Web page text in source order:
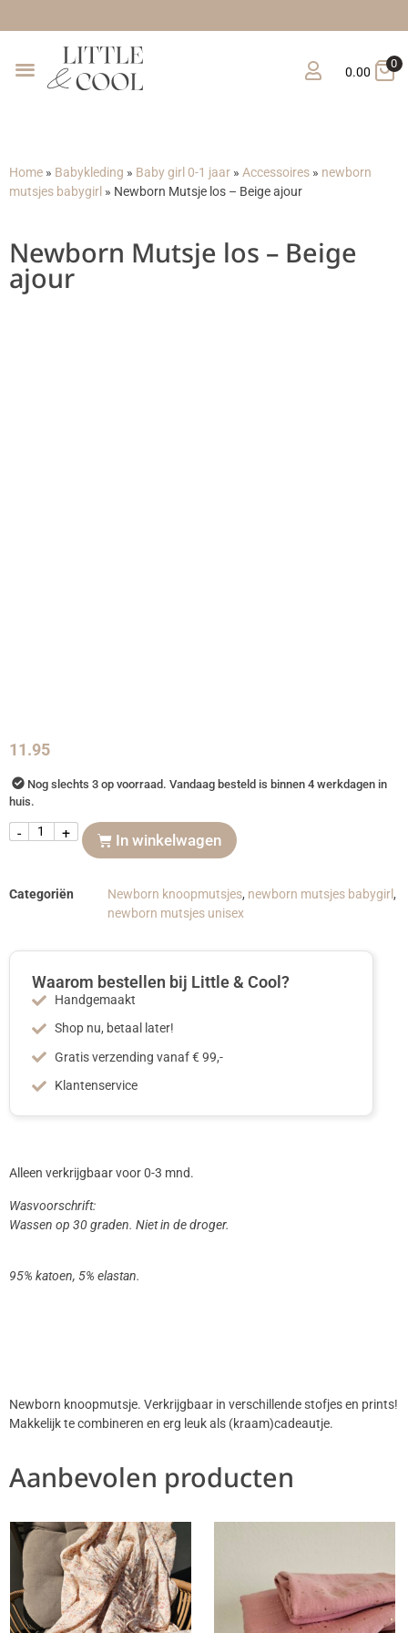
0.00
0
Home » Babykleding » Baby girl 0-1 jaar » Accessoires » newborn
mutsjes babygirl » Newborn Mutsje los – Beige ajour
Newborn Mutsje los – Beige
ajour
11.95
Nog slechts 3 op voorraad. Vandaag besteld is binnen 4 werkdagen in
huis.
- + In winkelwagen
Categoriën Newborn knoopmutsjes, newborn mutsjes babygirl,
newborn mutsjes unisex
Waarom bestellen bij Little & Cool?
Handgemaakt
Shop nu, betaal later!
Gratis verzending vanaf € 99,-
Klantenservice
Alleen verkrijgbaar voor 0-3 mnd.
Wasvoorschrift:
Wassen op 30 graden. Niet in de droger.
95% katoen, 5% elastan.
Newborn knoopmutsje. Verkrijgbaar in verschillende stofjes en prints!
Makkelijk te combineren en erg leuk als (kraam)cadeautje.
Aanbevolen producten